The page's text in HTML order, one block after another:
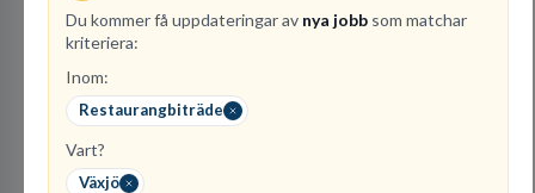
Du kommer få uppdateringar av nya jobb som matchar
kriteriera:
Inom:
Restaurangbiträde
Vart?
Växjö
lediga jobb
Visa jobb
Kommuninvest är en medlemsorganisation som
företräder den kommunala sektorn i
finansieringsfrågor.